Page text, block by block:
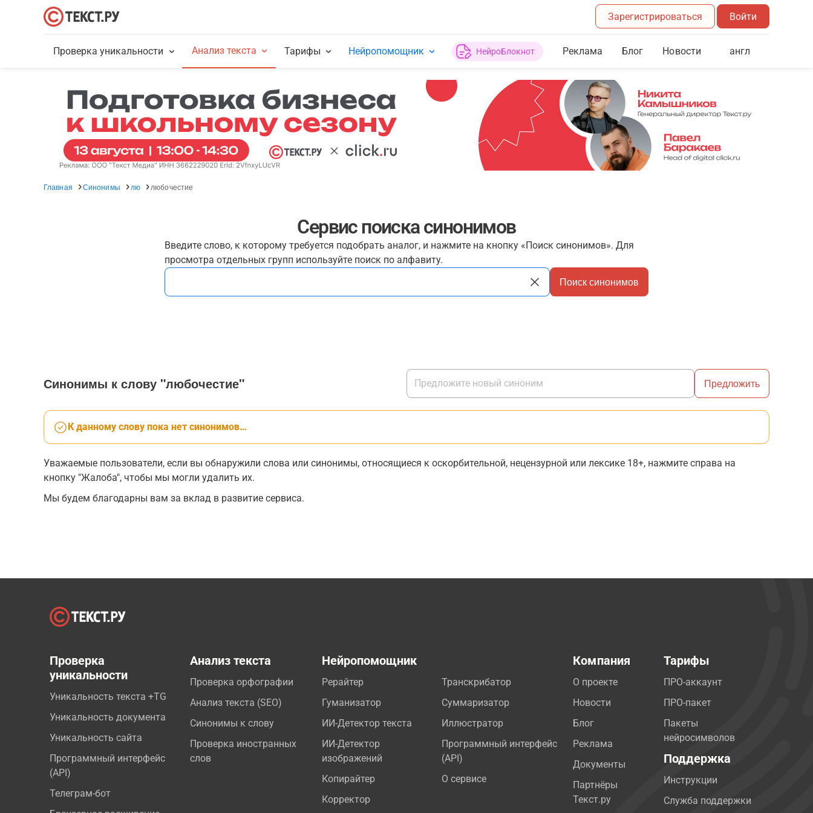
Зарегистрироваться Войти
Проверка уникальности Анализ текста Тарифы Нейропомощник НейроБлокнот Реклама Блог Новости англ
Главная Синонимы лю любочестие
Сервис поиска синонимов
Введите слово, к которому требуется подобрать аналог, и нажмите на кнопку «Поиск синонимов». Для
просмотра отдельных групп используйте поиск по алфавиту.
Поиск синонимов
Синонимы к слову "любочестие" Предложить
К данному слову пока нет синонимов…
Уважаемые пользователи, если вы обнаружили слова или синонимы, относящиеся к оскорбительной, нецензурной или лексике 18+, нажмите справа на
кнопку "Жалоба", чтобы мы могли удалить их.
Мы будем благодарны вам за вклад в развитие сервиса.
Проверка
уникальности
Уникальность текста +TG
Уникальность документа
Уникальность сайта
Программный интерфейс
(API)
Телеграм-бот
Анализ текста
Проверка орфографии
Анализ текста (SEO)
Синонимы к слову
Проверка иностранных
слов
Нейропомощник
Рерайтер
Гуманизатор
ИИ-Детектор текста
ИИ-Детектор
изображений
Копирайтер
Корректор
Транскрибатор
Суммаризатор
Иллюстратор
Программный интерфейс
(API)
О сервисе
Компания
О проекте
Новости
Блог
Реклама
Документы
Партнёры
Текст.ру
Тарифы
ПРО-аккаунт
ПРО-пакет
Пакеты
нейросимволов
Поддержка
Инструкции
Служба поддержки